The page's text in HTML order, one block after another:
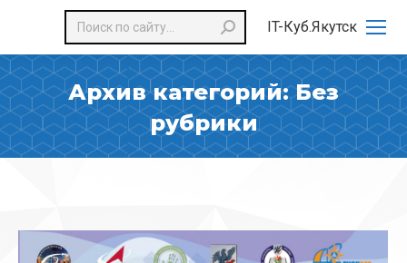
IT-Куб.Якутск
Поиск:
Архив категорий:Без
рубрики